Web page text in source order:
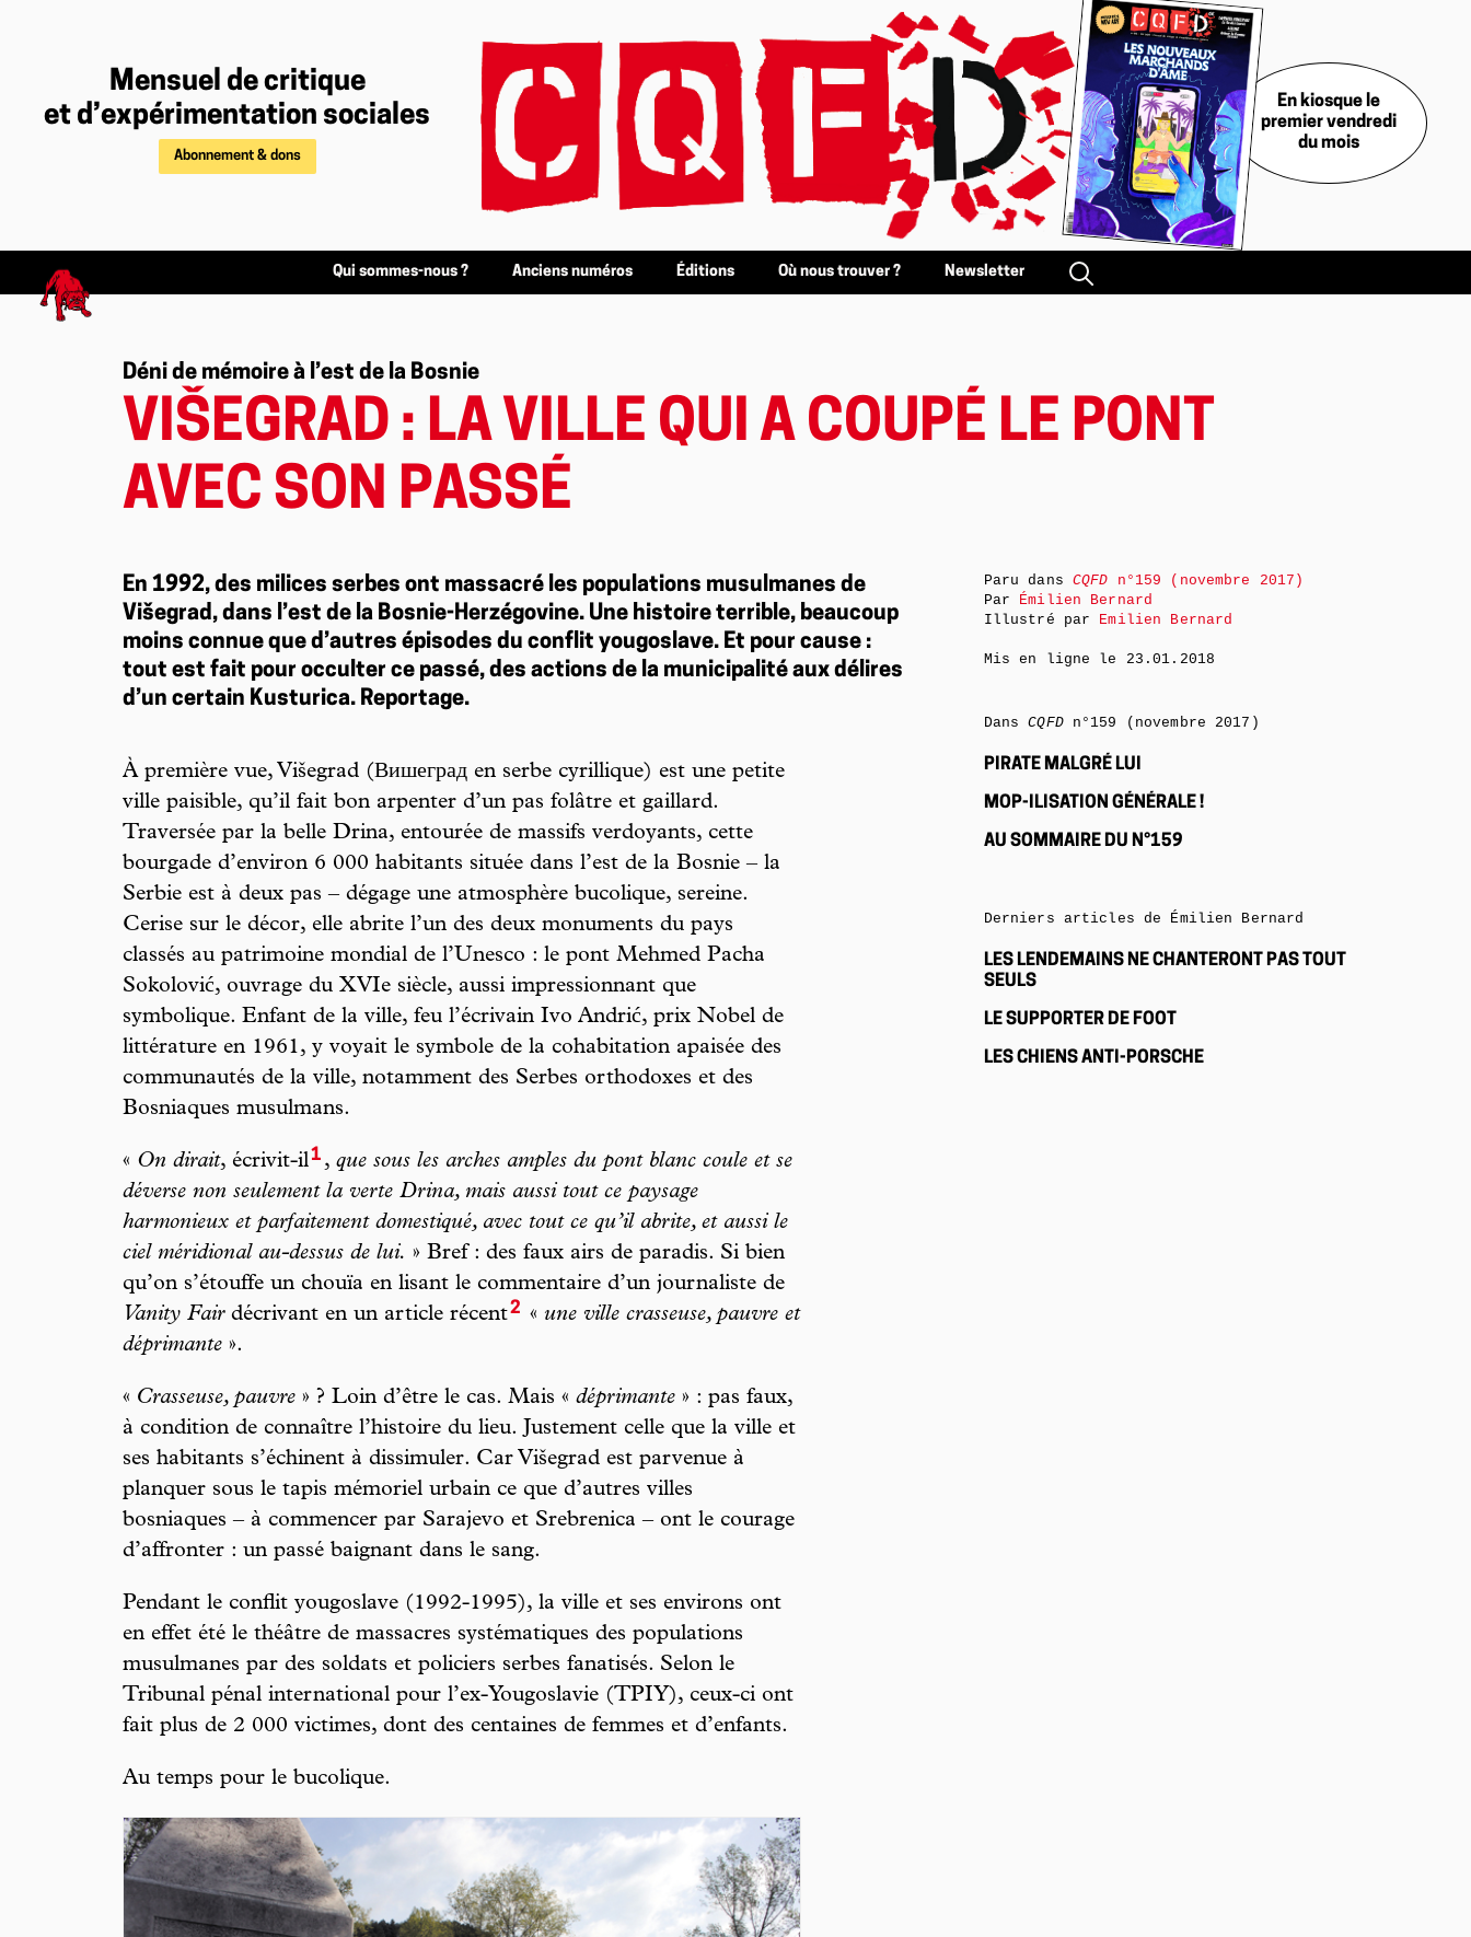
Mensuel de critique
et d’expérimentation sociales
Abonnement & dons
En kiosque le
premier vendredi
du mois
Qui sommes-nous ? Anciens numéros Éditions Où nous trouver ? Newsletter
Déni de mémoire à l’est de la Bosnie
VIŠEGRAD : LA VILLE QUI A COUPÉ LE PONT
AVEC SON PASSÉ
En 1992, des milices serbes ont massacré les populations musulmanes de
Višegrad, dans l’est de la Bosnie-Herzégovine. Une histoire terrible, beaucoup
moins connue que d’autres épisodes du conflit yougoslave. Et pour cause :
tout est fait pour occulter ce passé, des actions de la municipalité aux délires
d’un certain Kusturica. Reportage.
À première vue, Višegrad (Вишеград en serbe cyrillique) est une petite
ville paisible, qu’il fait bon arpenter d’un pas folâtre et gaillard.
Traversée par la belle Drina, entourée de massifs verdoyants, cette
bourgade d’environ 6 000 habitants située dans l’est de la Bosnie – la
Serbie est à deux pas – dégage une atmosphère bucolique, sereine.
Cerise sur le décor, elle abrite l’un des deux monuments du pays
classés au patrimoine mondial de l’Unesco : le pont Mehmed Pacha
Sokolović, ouvrage du XVIe siècle, aussi impressionnant que
symbolique. Enfant de la ville, feu l’écrivain Ivo Andrić, prix Nobel de
littérature en 1961, y voyait le symbole de la cohabitation apaisée des
communautés de la ville, notamment des Serbes orthodoxes et des
Bosniaques musulmans.
« On dirait, écrivit-il1 , que sous les arches amples du pont blanc coule et se
déverse non seulement la verte Drina, mais aussi tout ce paysage
harmonieux et parfaitement domestiqué, avec tout ce qu’il abrite, et aussi le
ciel méridional au-dessus de lui. » Bref : des faux airs de paradis. Si bien
qu’on s’étouffe un chouïa en lisant le commentaire d’un journaliste de
Vanity Fairdécrivant en un article récent2 « une ville crasseuse, pauvre et
déprimante ».
« Crasseuse, pauvre » ? Loin d’être le cas. Mais « déprimante » : pas faux,
à condition de connaître l’histoire du lieu. Justement celle que la ville et
ses habitants s’échinent à dissimuler. Car Višegrad est parvenue à
planquer sous le tapis mémoriel urbain ce que d’autres villes
bosniaques – à commencer par Sarajevo et Srebrenica – ont le courage
d’affronter : un passé baignant dans le sang.
Pendant le conflit yougoslave (1992-1995), la ville et ses environs ont
en effet été le théâtre de massacres systématiques des populations
musulmanes par des soldats et policiers serbes fanatisés. Selon le
Tribunal pénal international pour l’ex-Yougoslavie (TPIY), ceux-ci ont
fait plus de 2 000 victimes, dont des centaines de femmes et d’enfants.
Au temps pour le bucolique.
Paru dans CQFD n°159 (novembre 2017)
Par Émilien Bernard
Illustré par Emilien Bernard
Mis en ligne le 23.01.2018
DansCQFDn°159 (novembre 2017)
PIRATE MALGRÉ LUI
MOP-ILISATION GÉNÉRALE !
AU SOMMAIRE DU N°159
Derniers articles de Émilien Bernard
LES LENDEMAINS NE CHANTERONT PAS TOUT
SEULS
LE SUPPORTER DE FOOT
LES CHIENS ANTI-PORSCHE